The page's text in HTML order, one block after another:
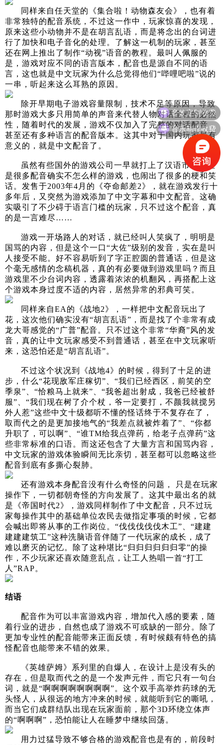
同样来自任天堂的《集合啦！动物森友会》，也有着
非常独特的配音系统，不过这一作中，玩家惊喜的发现，
原来这些小动物并不是在胡言乱语，而是将念出的台词进
行了加快和电子音化的处理。了解这一机制的玩家，甚至
还在网上推出了制作“动视”语音的教程。最叫人佩服的
是，游戏对应不同的语言版本，配音也是源自不同的语
言，这也就是中文玩家为什么总觉得他们“哔哩吧啦”说的
一串，听起来这么耳熟的原因。
除开早期电子游戏容量限制，技术不足等原因，导致
那时游戏大多只用简单的声音来代替人物对话全程的必然
性，随着时代的发展，游戏不仅加入了完整的对话配音，
甚至还有多种语言的配音版本。这其中对于国内玩家最有
意义的，就是中文配音了。
虽然有些国外的游戏公司一早就打上了汉语市场，但
是很多配音确实不怎么样的游戏，也闹出了很多的梗和笑
话。发售于2003年4月的《夺命邮差2》，就在游戏发行十
多年后，又突然为游戏添加了中文字幕和中文配音。这确
实吸引了不少碍于语言门槛的玩家，只不过这个配音，真
的是一言难尽……
游戏一开场路人的对话，就已经叫人笑疯了，明明是
国骂的内容，但是这个一口“大佐”级别的发音，实在是叫
人接受不能。好不容易听到了字正腔圆的普通话，但是这
个毫无感情的念稿机器，真的有必要做到游戏里吗？而且
游戏里不少台词内容，透露着浓浓的机翻风，再搭配上这
个游戏本身过度不适的内容，居然异常的邪典可笑。
同样来自EA的《战地2》，一样把中文配音玩出了
花，这次他们确实没有“胡言乱语”，而是找了个非常有成
龙大哥感觉的“广普”配音。只不过这个非常“华裔”风的发
音，真的让中文玩家感受不到普通话，甚至在中文玩家听
来，这恐怕还是“胡言乱语”。
不过这个状况到《战地4》的时候，得到了十足的进
步，什么“花现敌军庄稼切”、“我们已经西区，前笑的空
季泉”、“恰粮马上就来”、“我爸超出射成，我爸已经被舒
服”、“我们现在树了介个杖，爷一定要打，不颜我就搅另
外人惹”这些中文十级都听不懂的怪话终于不复存在了，
取而代之的是更加接地气的“我差点就被炸着了”、“你都
升职了，可以啊”、“谁TM给我点弹药，给老子点弹药”这
些非常标准的口语。而这还包含了大量方言和国骂内容，
中文玩家的游戏体验瞬间无比亲切，甚至都可以忽略这些
配音到底有多撕心裂肺。
还有游戏本身配音没有什么奇怪的问题， 只是在玩家
操作下，一切都朝奇怪的方向发展了。这其中最出名的就
是《帝国时代2》，游戏同样制作了中文配音，只不过玩
家每操作其中的基础单位农民去做指定事项的时候，它都
会喊出即将从事的工作岗位。“伐伐伐伐伐木工”、“建建
建建建筑工”这种洗脑语音伴随了一代玩家的成长，成了
难以磨灭的记忆。除了这种堪比“归归归归归归零”的操
作，不少玩家还喜欢随意乱点，让工人热唱一首“打工
人”RAP。
结语
配音作为可以丰富游戏内容，增加代入感的要素，随
着行业的进步，自然也成了游戏不可或缺的一部分。除了
更加专业性的配音能带来正面反馈，有时候颇有特色的搞
怪配音也能带来不错的效果。
《英雄萨姆》系列里的自爆人，在设计上是没有头的
存在，但是取而代之的是一个发声元件，而它只有一句台
词，就是“啊啊啊啊啊啊啊啊”。这个双手高举炸药球的无
头怪人，从很远的地方冲来的时候，就能听到它的嘶吼，
而当它们成群结队出现在玩家面前，那个3D环绕立体声
的“啊啊啊”，恐怕能让人在睡梦中继续回荡。
用力过猛导致不够合格的游戏配音也是有的，前段时
音效定制收费
音乐制作收费